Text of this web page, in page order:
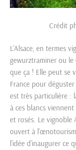
Crédit
L’Alsace, en termes
gewurztraminer ou le
que ça ! Elle peut se
France pour
est très particulière :
à ces blancs
et rosés. Le vignoble
ouvert à
l’idée d’inaugurer